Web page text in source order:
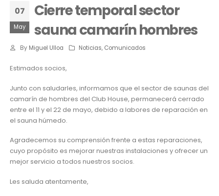
07
May
Cierre temporal sector
sauna camarín hombres
By Miguel Ulloa Noticias, Comunicados
Estimados socios,
Junto con saludarles, informamos que el sector de saunas del
camarín de hombres del Club House, permanecerá cerrado
entre el 11 y el 22 de mayo, debido a labores de reparación en
el sauna húmedo.
Agradecemos su comprensión frente a estas reparaciones,
cuyo propósito es mejorar nuestras instalaciones y ofrecer un
mejor servicio a todos nuestros socios.
Les saluda atentamente,